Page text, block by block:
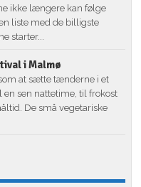
ikke længere kan følge
liste med de billigste
starter...
i Malmø
at sætte tænderne i et
sen nattetime, til frokost
De små vegetariske